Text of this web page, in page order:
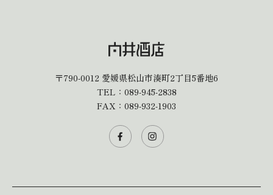
〒790-0012 愛媛県松山市湊町2丁目5番地6
TEL： 089-945-2838
FAX：089-932-1903